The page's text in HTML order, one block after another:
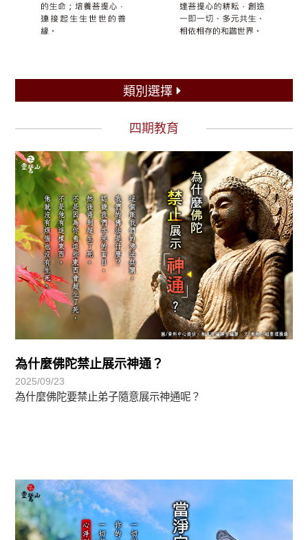
四期教育
為什麼佛陀禁止展示神通？
2025/09/23
為什麼佛陀要禁止弟子隨意展示神通呢？
初轉法-阿含期
類別選擇